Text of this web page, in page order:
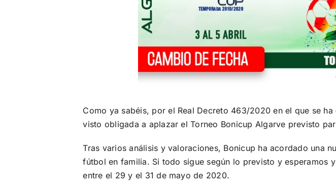
Como ya sabéis, por el Real Decreto 463/2020 en el que se
visto obligada a aplazar el Torneo Bonicup Algarve previsto
Tras varios análisis y valoraciones, Bonicup ha acordado una
fútbol en familia. Si todo sigue según lo previsto y esperamos
entre el 29 y el 31 de mayo de 2020.